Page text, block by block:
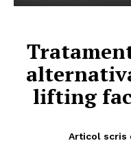
lifting
Articol scris